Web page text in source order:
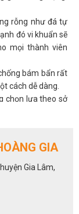
rỗng như đá tự
đó vi khuẩn sẽ
mọi thành viên
bám bẩn rất
cách dễ dàng.
chọn lựa theo sở
gốc thạch anh,
và uy tín dành
GIA
Gia Lâm,